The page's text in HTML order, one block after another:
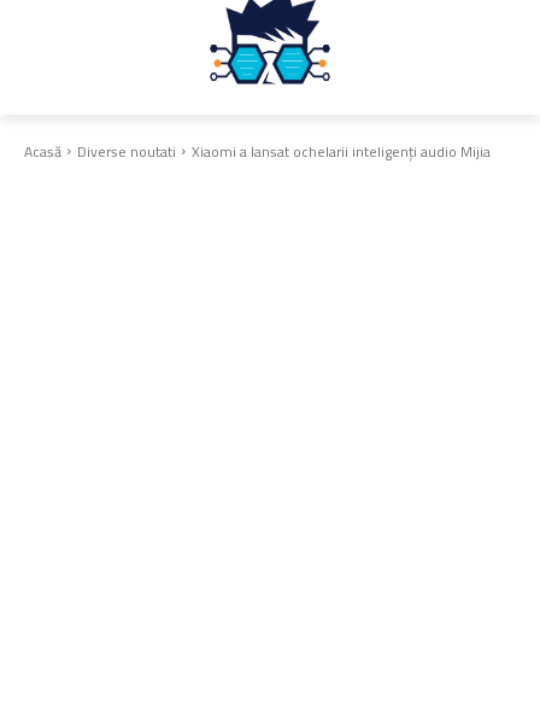
Acasă Diverse noutati Xiaomi a lansat ochelarii inteligenți audio Mijia